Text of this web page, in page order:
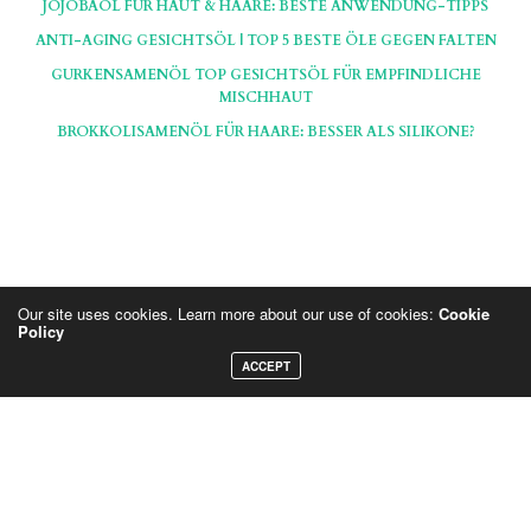
JOJOBAÖL FÜR HAUT & HAARE: BESTE ANWENDUNG-TIPPS
ANTI-AGING GESICHTSÖL | TOP 5 BESTE ÖLE GEGEN FALTEN
GURKENSAMENÖL TOP GESICHTSÖL FÜR EMPFINDLICHE
MISCHHAUT
BROKKOLISAMENÖL FÜR HAARE: BESSER ALS SILIKONE?
Hinweis: Die Seiten und Artikel auf BlondBlog beinhalten teils Affiliate, die mit * markiert sind.
Our site uses cookies. Learn more about our use of cookies: Cookie
Policy
ACCEPT